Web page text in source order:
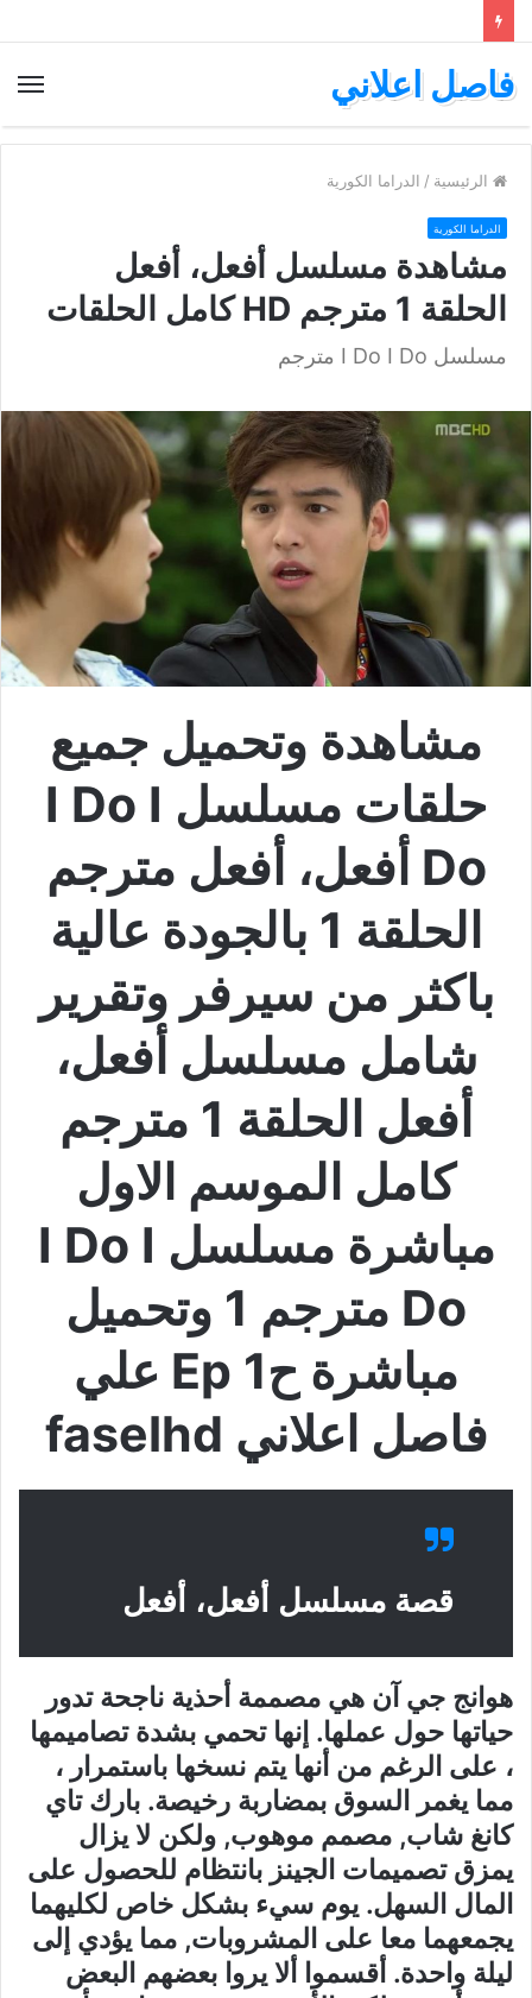
فاصل اعلاني
الرئيسية / الدراما الكورية
الدراما الكورية
مشاهدة مسلسل أفعل، أفعل
الحلقة 1 مترجم HD كامل الحلقات
مسلسل I Do I Do مترجم
مشاهدة وتحميل جميع
حلقات مسلسل I Do I
Do أفعل، أفعل مترجم
الحلقة 1 بالجودة عالية
باكثر من سيرفر وتقرير
شامل مسلسل أفعل،
أفعل الحلقة 1 مترجم
كامل الموسم الاول
مباشرة مسلسل I Do I
Do مترجم 1 وتحميل
مباشرة ح1 Ep علي
فاصل اعلاني faselhd
قصة مسلسل أفعل، أفعل
هوانج جي آن هي مصممة أحذية ناجحة تدور
حياتها حول عملها. إنها تحمي بشدة تصاميمها
، على الرغم من أنها يتم نسخها باستمرار ،
مما يغمر السوق بمضاربة رخيصة. بارك تاي
كانغ شاب, مصمم موهوب, ولكن لا يزال
يمزق تصميمات الجينز بانتظام للحصول على
المال السهل. يوم سيء بشكل خاص لكليهما
يجمعهما معا على المشروبات, مما يؤدي إلى
ليلة واحدة. أقسموا ألا يروا بعضهم البعض